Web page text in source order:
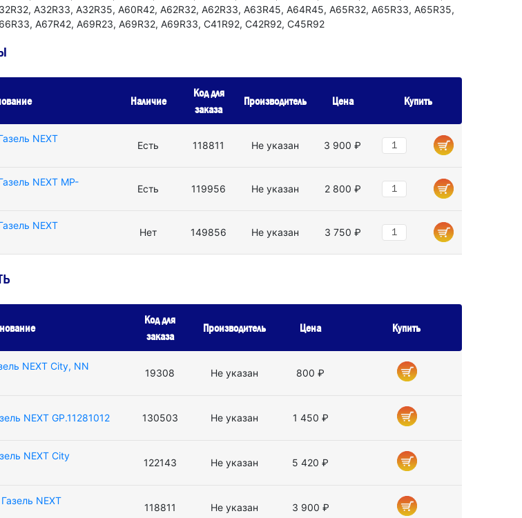
А32R33, А32R35, А60R42, А62R32, А62R33, А63R45, А64R45, А65R32, А65R33, А65R35,
А67R42, А69R23, А69R32, А69R33, С41R92, С42R92, С45R92
Наличие
Код для
заказа
Производитель Цена Купить
NEXT
Есть 118811 Не указан 3 900 ₽
NEXT MP-
Есть 119956 Не указан 2 800 ₽
NEXT
Нет 149856 Не указан 3 750 ₽
Код для
заказа
Производитель Цена Купить
NEXT City, NN
19308 Не указан 800 ₽
NEXT GP.11281012 130503 Не указан 1 450 ₽
NEXT City
122143 Не указан 5 420 ₽
NEXT
118811 Не указан 3 900 ₽